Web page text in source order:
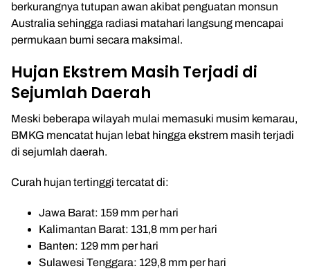
berkurangnya tutupan awan akibat penguatan monsun
Australia sehingga radiasi matahari langsung mencapai
permukaan bumi secara maksimal.
Hujan Ekstrem Masih Terjadi di
Sejumlah Daerah
Meski beberapa wilayah mulai memasuki musim kemarau,
BMKG mencatat hujan lebat hingga ekstrem masih terjadi
di sejumlah daerah.
Curah hujan tertinggi tercatat di:
Jawa Barat: 159 mm per hari
Kalimantan Barat: 131,8 mm per hari
Banten: 129 mm per hari
Sulawesi Tenggara: 129,8 mm per hari